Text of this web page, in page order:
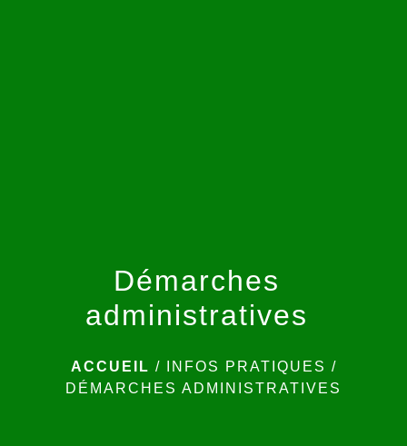
Démarches
administratives
ACCUEIL / INFOS PRATIQUES /
DÉMARCHES ADMINISTRATIVES